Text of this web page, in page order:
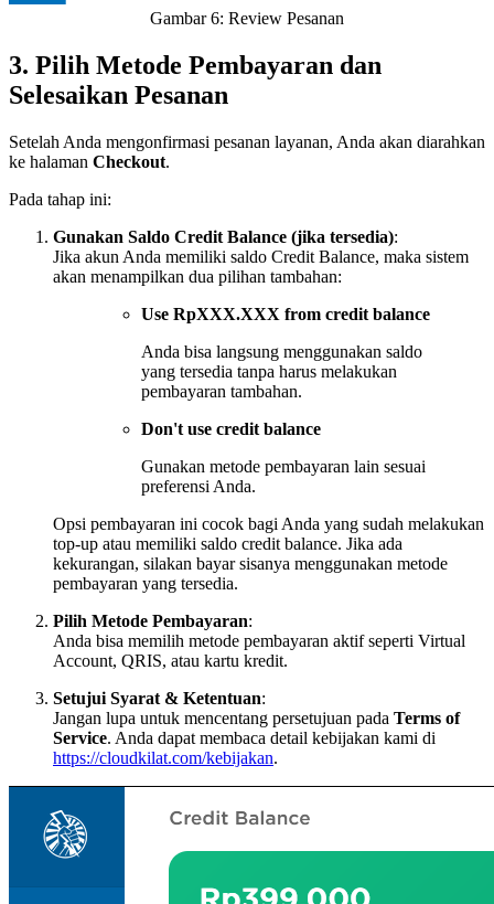
Gambar 6: Review Pesanan
3. Pilih Metode Pembayaran dan
Selesaikan Pesanan
Setelah Anda mengonfirmasi pesanan layanan, Anda akan diarahkan
ke halaman Checkout.
Pada tahap ini:
Gunakan Saldo Credit Balance (jika tersedia):
Jika akun Anda memiliki saldo Credit Balance, maka sistem
akan menampilkan dua pilihan tambahan:
Use RpXXX.XXX from credit balance
Anda bisa langsung menggunakan saldo
yang tersedia tanpa harus melakukan
pembayaran tambahan.
Don't use credit balance
Gunakan metode pembayaran lain sesuai
preferensi Anda.
Opsi pembayaran ini cocok bagi Anda yang sudah melakukan
top-up atau memiliki saldo credit balance. Jika ada
kekurangan, silakan bayar sisanya menggunakan metode
pembayaran yang tersedia.
Pilih Metode Pembayaran:
Anda bisa memilih metode pembayaran aktif seperti Virtual
Account, QRIS, atau kartu kredit.
Setujui Syarat & Ketentuan:
Jangan lupa untuk mencentang persetujuan pada Terms of
Service. Anda dapat membaca detail kebijakan kami di
https://cloudkilat.com/kebijakan.